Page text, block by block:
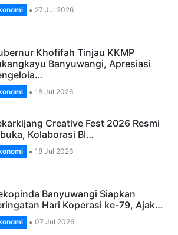
27 Jul 2026
Khofifah Tinjau KKMP
Banyuwangi, Apresiasi
18 Jul 2026
Creative Fest 2026 Resmi
Kolaborasi BI…
18 Jul 2026
Banyuwangi Siapkan
Hari Koperasi ke-79, Ajak…
07 Jul 2026